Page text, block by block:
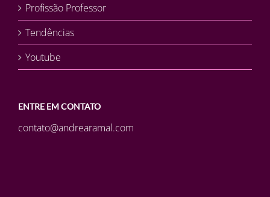
Profissão Professor
Tendências
Youtube
ENTRE EM CONTATO
contato@andrearamal.com